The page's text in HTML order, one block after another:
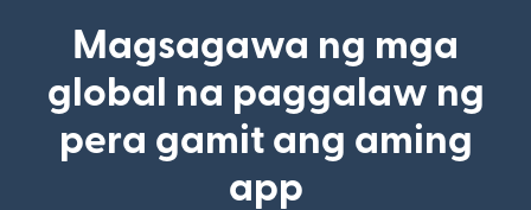
Magsagawa ng mga
global na paggalaw ng
pera gamit ang aming
app